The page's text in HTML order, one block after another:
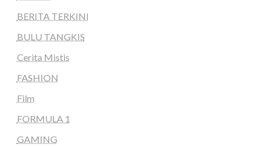
BERITA TERKINI
BULU TANGKIS
Cerita Mistis
FASHION
Film
FORMULA 1
GAMING